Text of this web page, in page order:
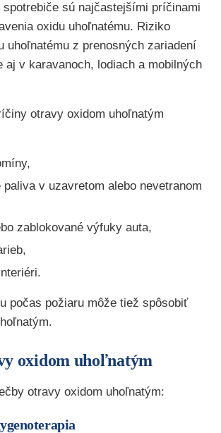
spotrebiče sú najčastejšími príčinami
oxidu uhoľnatému. Riziko
uhoľnatému z prenosných zariadení
aj v karavanoch, lodiach a mobilných
otravy oxidom uhoľnatým
paliva v uzavretom alebo nevetranom
zablokované výfuky auta,
počas požiaru môže tiež spôsobiť
oxidom uhoľnatým
otravy oxidom uhoľnatým: